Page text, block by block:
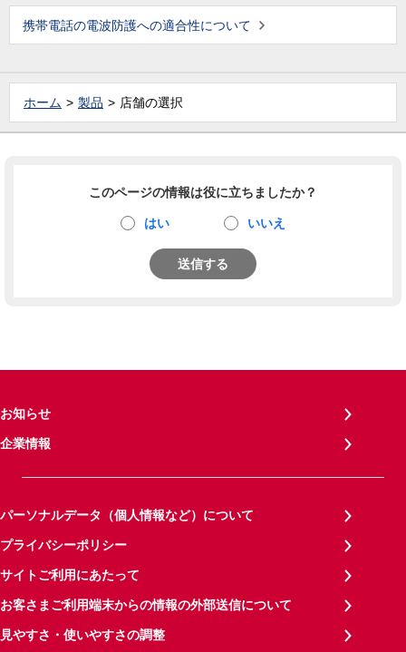
携帯電話の電波防護への適合性について
ホーム 製品 店舗の選択
このページの情報は役に立ちましたか？
はい いいえ
送信する
お知らせ
企業情報
パーソナルデータ（個人情報など）について
プライバシーポリシー
サイトご利用にあたって
お客さまご利用端末からの情報の外部送信について
見やすさ・使いやすさの調整